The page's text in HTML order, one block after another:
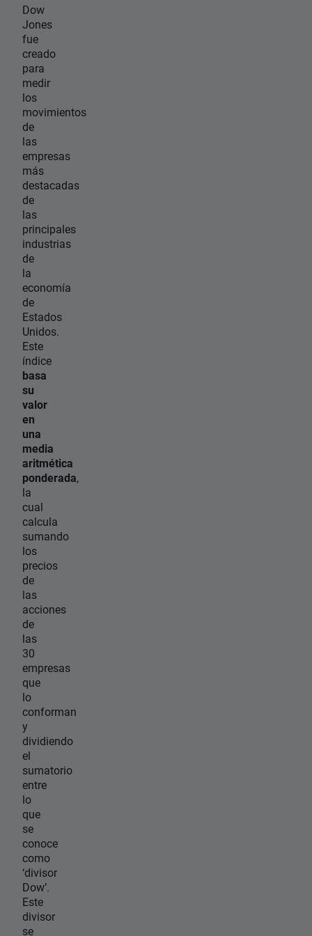
Dow
Jones
fue
creado
para
medir
los
movimientos
de
las
empresas
más
destacadas
de
las
principales
industrias
de
la
economía
de
Estados
Unidos.
Este
índice
basa
su
valor
en
una
media
aritmética
ponderada,
la
cual
calcula
sumando
los
precios
de
las
acciones
de
las
30
empresas
que
lo
conforman
y
dividiendo
el
sumatorio
entre
lo
que
se
conoce
como
‘divisor
Dow’.
Este
divisor
se